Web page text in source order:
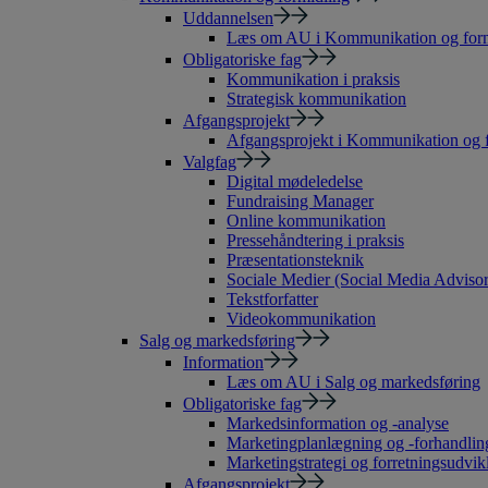
Uddannelsen
Læs om AU i Kommunikation og
Obligatoriske fag
Kommunikation i praksis
Strategisk kommunikation
Afgangsprojekt
Afgangsprojekt i Kommunikation og
Valgfag
Digital mødeledelse
Fundraising Manager
Online kommunikation
Pressehåndtering i praksis
Præsentationsteknik
Sociale Medier (Social Media
Tekstforfatter
Videokommunikation
Salg og markedsføring
Information
Læs om AU i Salg og markedsføring
Obligatoriske fag
Markedsinformation og -analyse
Marketingplanlægning og -
Marketingstrategi og
Afgangsprojekt